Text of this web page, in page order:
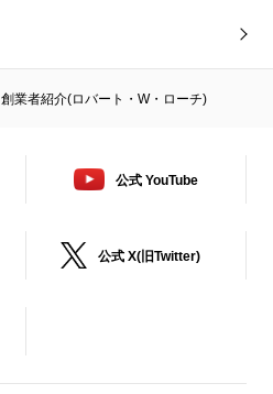
創業者紹介(ロバート・W・ローチ)
公式 YouTube
公式 X(旧Twitter)